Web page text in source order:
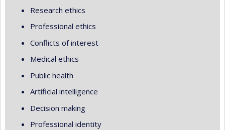
Research ethics
Professional ethics
Conflicts of interest
Medical ethics
Public health
Artificial intelligence
Decision making
Professional identity